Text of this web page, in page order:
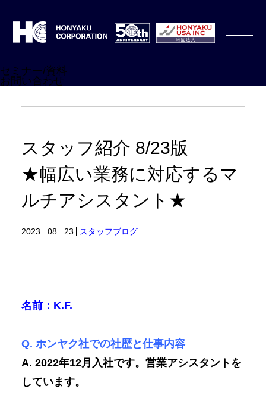
セミナー/資料
お問い合わせ
スタッフ紹介 8/23版
★幅広い業務に対応するマ
ルチアシスタント★
2023 . 08 . 23 スタッフブログ
名前：K.F.
Q. ホンヤク社での社歴と仕事内容
A. 2022年12月入社です。営業アシスタントを
しています。